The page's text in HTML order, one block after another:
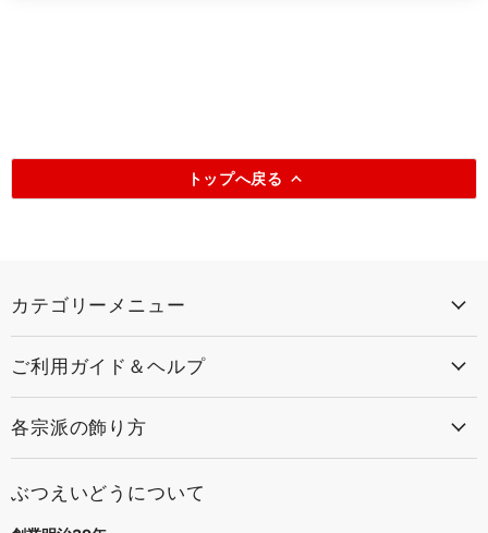
トップへ戻る
カテゴリーメニュー
ご利用ガイド＆ヘルプ
各宗派の飾り方
ぶつえいどうについて